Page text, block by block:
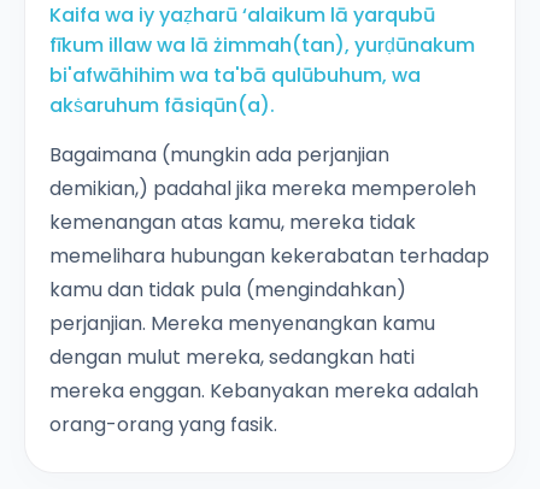
Kaifa wa iy yaẓharū ‘alaikum lā yarqubū
fīkum illaw wa lā żimmah(tan), yurḍūnakum
bi'afwāhihim wa ta'bā qulūbuhum, wa
akṡaruhum fāsiqūn(a).
Bagaimana (mungkin ada perjanjian
demikian,) padahal jika mereka memperoleh
kemenangan atas kamu, mereka tidak
memelihara hubungan kekerabatan terhadap
kamu dan tidak pula (mengindahkan)
perjanjian. Mereka menyenangkan kamu
dengan mulut mereka, sedangkan hati
mereka enggan. Kebanyakan mereka adalah
orang-orang yang fasik.